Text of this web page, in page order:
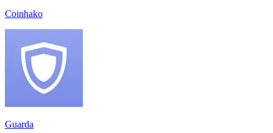
Coinhako
Guarda